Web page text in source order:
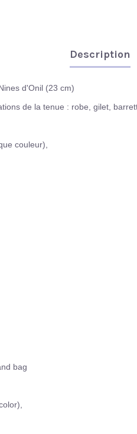
Description
d'Onil (23 cm)
de la tenue : robe, gilet,
couleur),
bag